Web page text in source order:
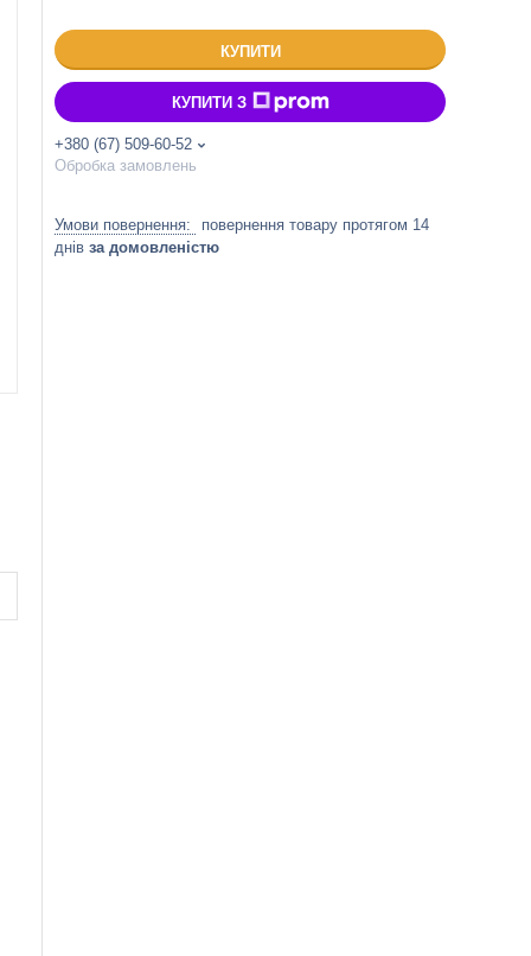
КУПИТИ
КУПИТИ З
+380 (67) 509-60-52
Обробка замовлень
повернення товару протягом 14
днів за домовленістю